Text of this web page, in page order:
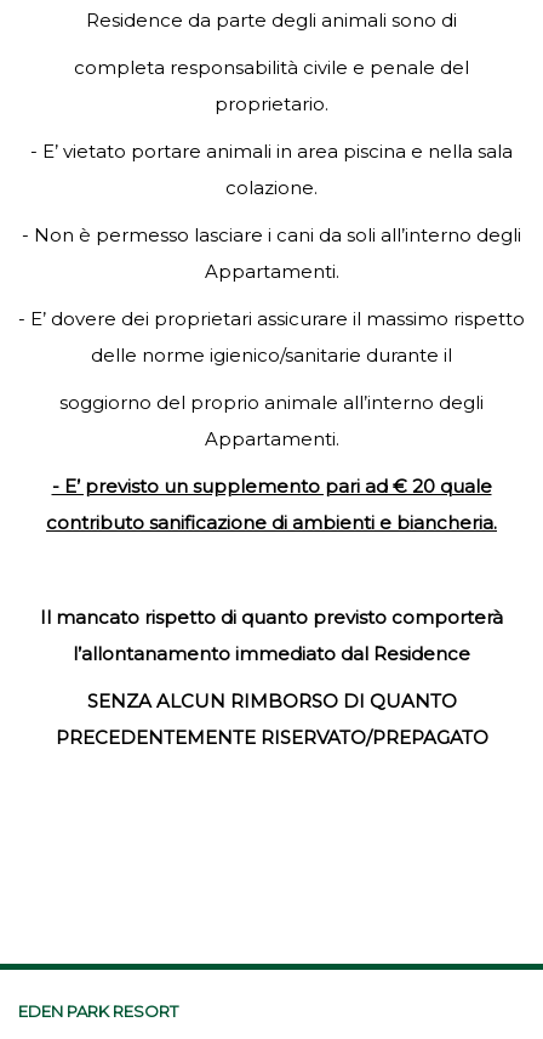
Residence da parte degli animali sono di
completa responsabilità civile e penale del
proprietario.
- E’ vietato portare animali in area piscina e nella sala
colazione.
- Non è permesso lasciare i cani da soli all’interno degli
Appartamenti.
- E’ dovere dei proprietari assicurare il massimo rispetto
delle norme igienico/sanitarie durante il
soggiorno del proprio animale all’interno degli
Appartamenti.
- E’ previsto un supplemento pari ad € 20 quale
contributo sanificazione di ambienti e biancheria.
Il mancato rispetto di quanto previsto comporterà
l’allontanamento immediato dal Residence
SENZA ALCUN RIMBORSO DI QUANTO
PRECEDENTEMENTE RISERVATO/PREPAGATO
EDEN PARK RESORT